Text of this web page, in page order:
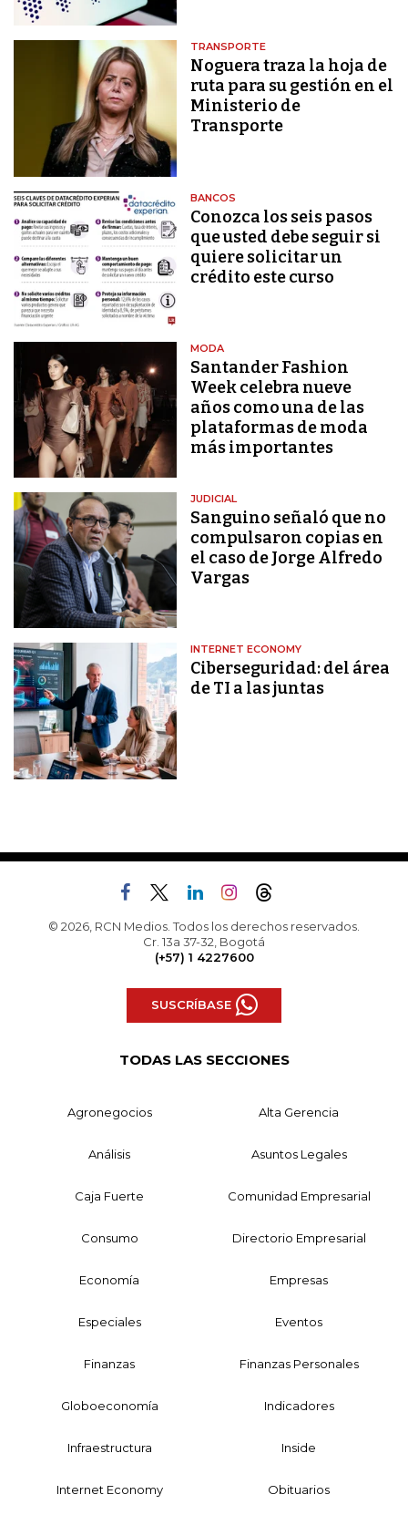
TRANSPORTE
Noguera traza la hoja de
ruta para su gestión en el
Ministerio de
Transporte
BANCOS
Conozca los seis pasos
que usted debe seguir si
quiere solicitar un
crédito este curso
MODA
Santander Fashion
Week celebra nueve
años como una de las
plataformas de moda
más importantes
JUDICIAL
Sanguino señaló que no
compulsaron copias en
el caso de Jorge Alfredo
Vargas
INTERNET ECONOMY
Ciberseguridad: del área
de TI a las juntas
© 2026, RCN Medios. Todos los derechos reservados.
Cr. 13a 37-32, Bogotá
(+57) 1 4227600
SUSCRÍBASE
TODAS LAS SECCIONES
Agronegocios Alta Gerencia
Análisis Asuntos Legales
Caja Fuerte Comunidad Empresarial
Consumo Directorio Empresarial
Economía Empresas
Especiales Eventos
Finanzas Finanzas Personales
Globoeconomía Indicadores
Infraestructura Inside
Internet Economy Obituarios